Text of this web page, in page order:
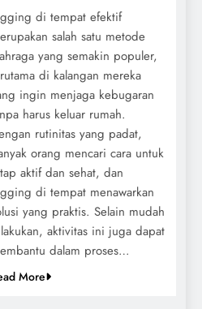
di tempat efektif
salah satu metode
yang semakin populer,
di kalangan mereka
ingin menjaga kebugaran
harus keluar rumah.
rutinitas yang padat,
orang mencari cara untuk
aktif dan sehat, dan
di tempat menawarkan
yang praktis. Selain mudah
aktivitas ini juga dapat
dalam proses…
More